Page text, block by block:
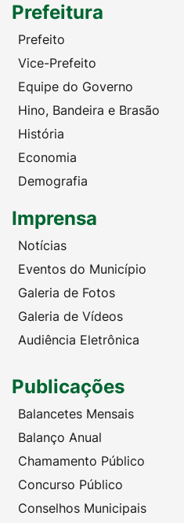
Prefeitura
Prefeito
Vice-Prefeito
Equipe do Governo
Hino, Bandeira e Brasão
História
Economia
Demografia
Imprensa
Notícias
Eventos do Município
Galeria de Fotos
Galeria de Vídeos
Audiência Eletrônica
Publicações
Balancetes Mensais
Balanço Anual
Chamamento Público
Concurso Público
Conselhos Municipais